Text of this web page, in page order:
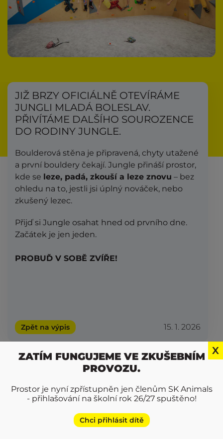
JIŽ BRZY OFICIÁLNĚ OTEVÍRÁME
JUNGLI MLADÁ BOLESLAV.
PŘIVÍTÁME DALŠÍHO SOUROZENCE
DO RODINY JUNGLE.
Boulderová stěna je připravená, chyty utažené
a první bouldery čekají. Jungle přináší prostor,
kde se leze, padá, zkouší a leze znovu – bez
ohledu na to, jestli jsi úplný nováček, nebo
zkušený lezec.
Přijď si Jungle osahat hned od prvního dne.
Začátek je jen jeden.
PROBUĎ V SOBĚ ZVÍŘE!
Zpět na výpis 15. 1. 2026
Sledujte @jungle.mb
na instagramu
ZATÍM FUNGUJEME VE ZKUŠEBNÍM
PROVOZU.
Prostor je nyní zpřístupněn jen členům SK Animals
- přihlašování na školní rok 26/27 spuštěno!
Chci přihlásit dítě
X